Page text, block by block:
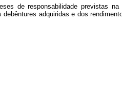
de responsabilidade previstas
adquiridas e dos